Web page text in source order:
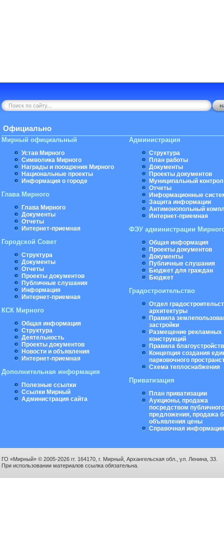
Официально
Мирный официальный
Устав Мирного
Символика Мирного
Награды и поощрения Мирного
Национальные проекты
Информация о городе
Глава Мирного
Глава Мирного
Документы
Отчеты
Интернет-приемная
Городской Совет
Структура
Документы
Отчеты
Проекты документов
Публичные слушания
Информация
Интернет-приемная
КСК Мирного
Общая информация
Структура
Деятельность
Проекты документов
Новости и объявления
Интернет-приемная
Дополнительная информация
Полезные ссылки
Ссылки Мирный
Администрация сайта
Администрация
Структура
План работы
Документы
Проекты документов
Муниципальный
Отчеты
Информационные
Защита информации
Антимонопольный
Интернет-приемная
ФЭУ администрации
Общая информация
Проекты документов
Документы
Публичные слушания
Бюджет для граждан
Бюджет
Градостроительство
Отдел
архитектуры
Правила
застройки
Размещение рекламных
конструкций
Правила
Концепция создания
парковочного
Схема теплоснабжения
Приватизация
План приватизации
Аукционы, продажа
посредством публичного
предложения, продажа
объявления цены
Справочная информация
ГО «Мирный» © 2005-2026 гг. 164170, г. Мирный, Архангельская обл., ул. Ленина, 33.
При использовании материалов ссылка обязательна.